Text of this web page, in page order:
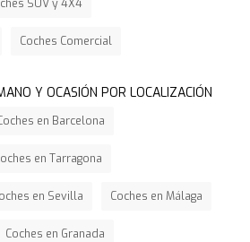
SUV y 4X4
Coches Comercial
Y OCASIÓN POR LOCALIZACIÓN
en Barcelona
en Tarragona
en Sevilla Coches en Málaga
Coches en Granada